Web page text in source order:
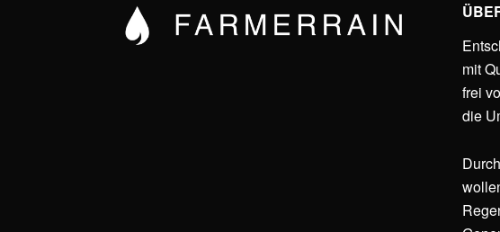
mit
frei
die